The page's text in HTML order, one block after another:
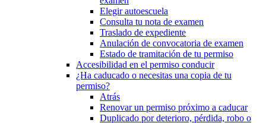
Elegir autoescuela
Consulta tu nota de examen
Traslado de expediente
Anulación de convocatoria de examen
Estado de tramitación de tu permiso
Accesibilidad en el permiso conducir
¿Ha caducado o necesitas una copia de tu
permiso?
Atrás
Renovar un permiso próximo a caducar
Duplicado por deterioro, pérdida, robo o